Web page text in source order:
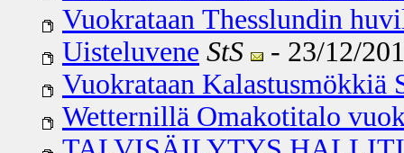
Vuokrataan Thesslundin
Uisteluvene StS
- 23/12/
Vuokrataan Kalastusmökkiä
Wetternillä Omakotitalo